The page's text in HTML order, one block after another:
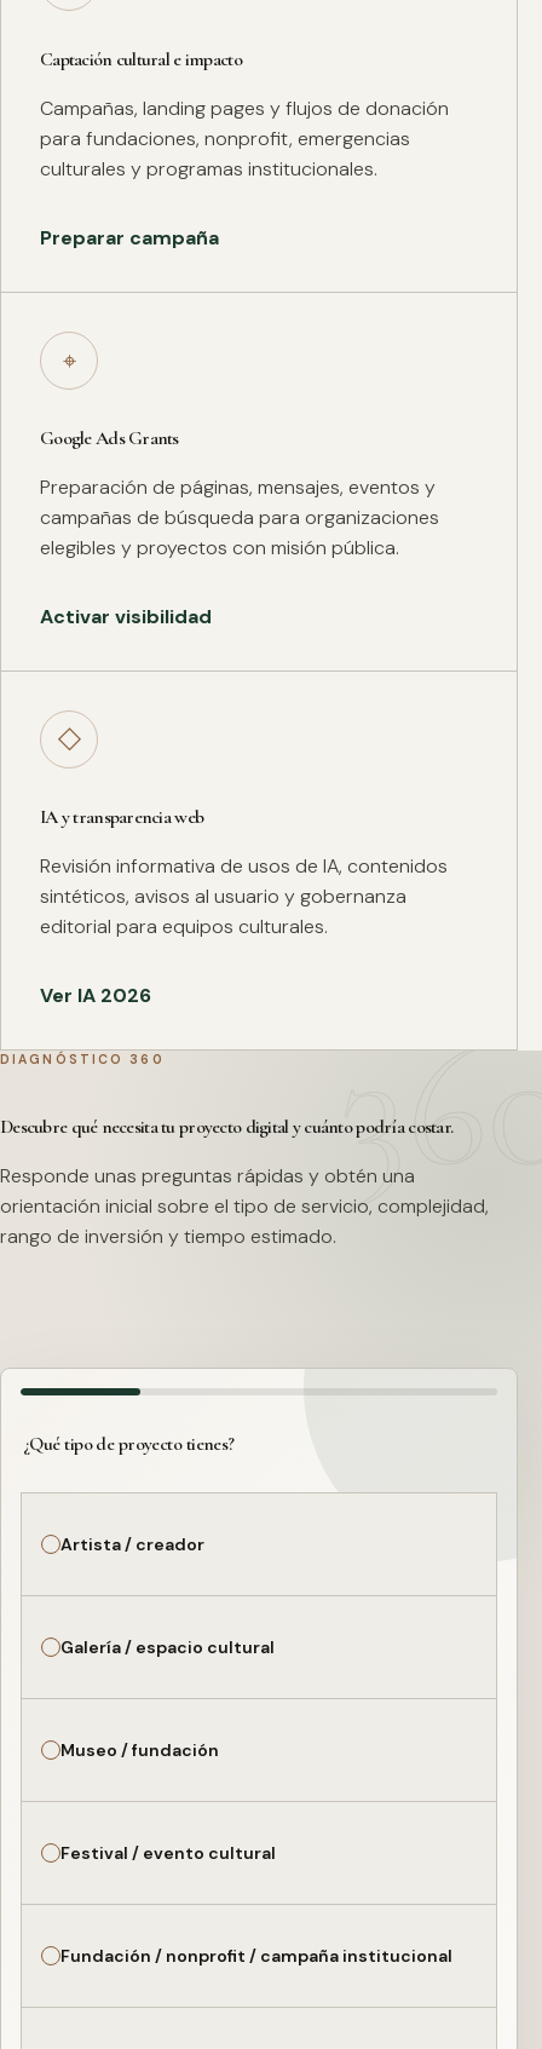
Captación cultural e impacto
Campañas, landing pages y flujos de donación
para fundaciones, nonprofit, emergencias
culturales y programas institucionales.
Preparar campaña
⌖
Google Ads Grants
Preparación de páginas, mensajes, eventos y
campañas de búsqueda para organizaciones
elegibles y proyectos con misión pública.
Activar visibilidad
◇
IA y transparencia web
Revisión informativa de usos de IA, contenidos
sintéticos, avisos al usuario y gobernanza
editorial para equipos culturales.
Ver IA 2026
DIAGNÓSTICO 360
Descubre qué necesita tu proyecto digital y cuánto podría costar.
Responde unas preguntas rápidas y obtén una
orientación inicial sobre el tipo de servicio, complejidad,
rango de inversión y tiempo estimado.
¿Qué tipo de proyecto tienes?
Artista / creador
Galería / espacio cultural
Museo / fundación
Festival / evento cultural
Fundación / nonprofit / campaña institucional